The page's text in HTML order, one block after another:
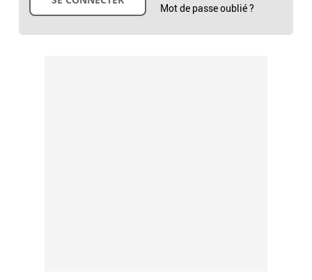
Mot de passe oublié ?